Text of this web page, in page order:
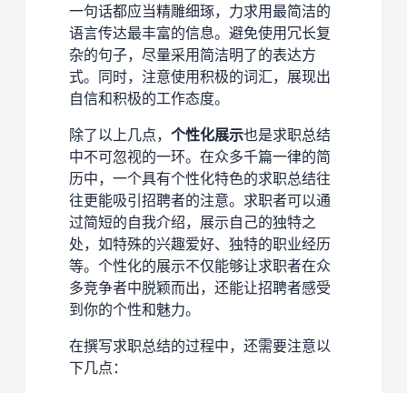
一句话都应当精雕细琢，力求用最简洁的
语言传达最丰富的信息。避免使用冗长复
杂的句子，尽量采用简洁明了的表达方
式。同时，注意使用积极的词汇，展现出
自信和积极的工作态度。
除了以上几点， 个性化展示也是求职总结
中不可忽视的一环。在众多千篇一律的简
历中，一个具有个性化特色的求职总结往
往更能吸引招聘者的注意。求职者可以通
过简短的自我介绍，展示自己的独特之
处，如特殊的兴趣爱好、独特的职业经历
等。个性化的展示不仅能够让求职者在众
多竞争者中脱颖而出，还能让招聘者感受
到你的个性和魅力。
在撰写求职总结的过程中，还需要注意以
下几点：